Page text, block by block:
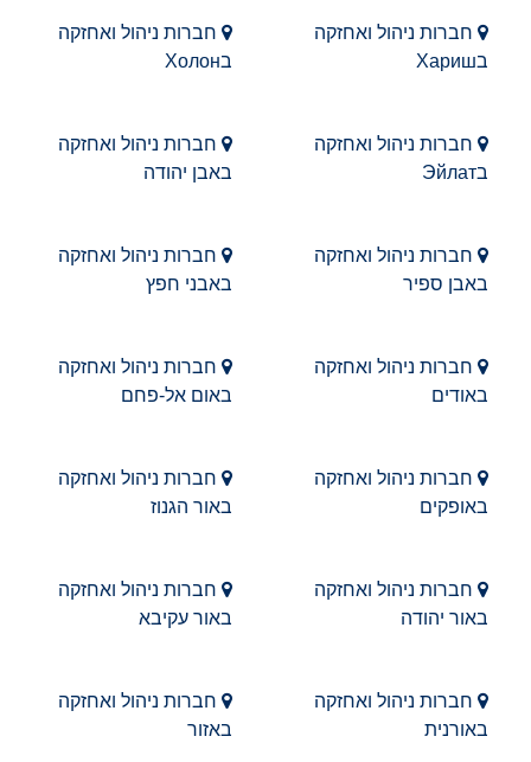
חברות ניהול ואחזקה
בХариш
חברות ניהול ואחזקה
בХолон
חברות ניהול ואחזקה
בЭйлат
חברות ניהול ואחזקה
באבן יהודה
חברות ניהול ואחזקה
באבן ספיר
חברות ניהול ואחזקה
באבני חפץ
חברות ניהול ואחזקה
באודים
חברות ניהול ואחזקה
באום אל-פחם
חברות ניהול ואחזקה
באופקים
חברות ניהול ואחזקה
באור הגנוז
חברות ניהול ואחזקה
באור יהודה
חברות ניהול ואחזקה
באור עקיבא
חברות ניהול ואחזקה
באורנית
חברות ניהול ואחזקה
באזור